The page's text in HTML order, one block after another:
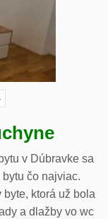
v Dúbravke sa
čo najviac.
ktorá už bola
a dlažby vo wc